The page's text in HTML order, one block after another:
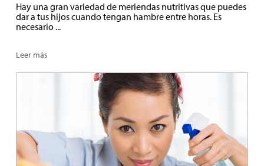
Hay una gran variedad de meriendas nutritivas que puedes
dar a tus hijos cuando tengan hambre entre horas. Es
necesario ...
Leer más